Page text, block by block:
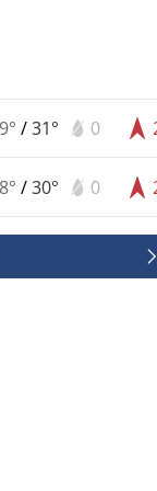
/31° 0
/30° 0